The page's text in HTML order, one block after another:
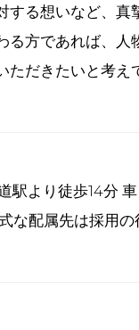
する想いなど、真
る方であれば、人
ただきたいと考え
駅より徒歩14分
な配属先は採用の